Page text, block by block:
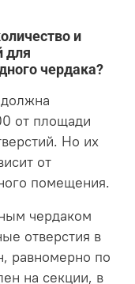
и
для
чердака?
от площади
Но их
от
помещения.
чердаком
отверстия в
равномерно по
на секции, в